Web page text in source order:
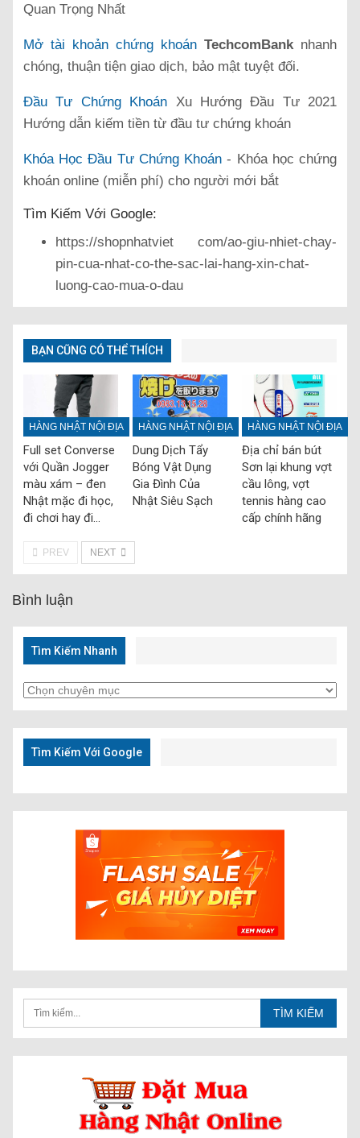
Quan Trọng Nhất
Mở tài khoản chứng khoán TechcomBank nhanh
chóng, thuận tiện giao dịch, bảo mật tuyệt đối.
Đầu Tư Chứng Khoán Xu Hướng Đầu Tư 2021
Hướng dẫn kiếm tiền từ đầu tư chứng khoán
Khóa Học Đầu Tư Chứng Khoán - Khóa học chứng
khoán online (miễn phí) cho người mới bắt
Tìm Kiếm Với Google:
https://shopnhatviet com/ao-giu-nhiet-chay-
pin-cua-nhat-co-the-sac-lai-hang-xin-chat-
luong-cao-mua-o-dau
BẠN CŨNG CÓ THỂ THÍCH
HÀNG NHẬT NỘI ĐỊA
Full set Converse
với Quần Jogger
màu xám – đen
Nhật mặc đi học,
đi chơi hay đi…
HÀNG NHẬT NỘI ĐỊA
Dung Dịch Tẩy
Bóng Vật Dụng
Gia Đình Của
Nhật Siêu Sạch
HÀNG NHẬT NỘI ĐỊA
Địa chỉ bán bút
Sơn lại khung vợt
cầu lông, vợt
tennis hàng cao
cấp chính hãng
PREV NEXT
Bình luận
Tìm Kiếm Nhanh
Tìm
Kiếm
Nhanh
Tìm Kiếm Với Google